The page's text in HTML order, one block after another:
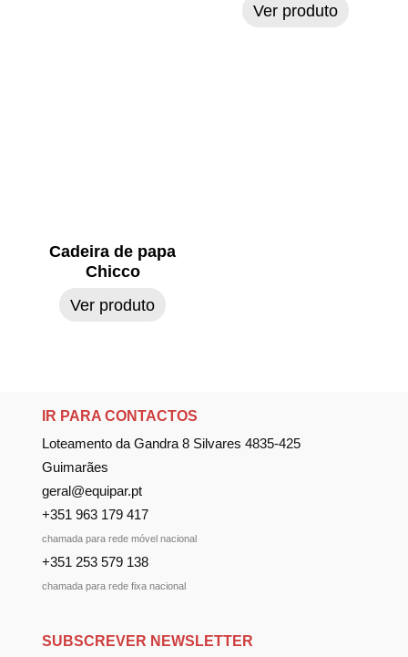
Ver produto
Cadeira de papa
Chicco
Ver produto
IR PARA CONTACTOS
Loteamento da Gandra 8 Silvares 4835-425
Guimarães
geral@equipar.pt
+351 963 179 417
chamada para rede móvel nacional
+351 253 579 138
chamada para rede fixa nacional
SUBSCREVER NEWSLETTER